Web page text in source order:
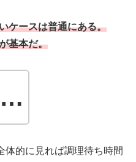
ケースは普通にある。
基本だ。
…
体的に見れば調理待ち時間